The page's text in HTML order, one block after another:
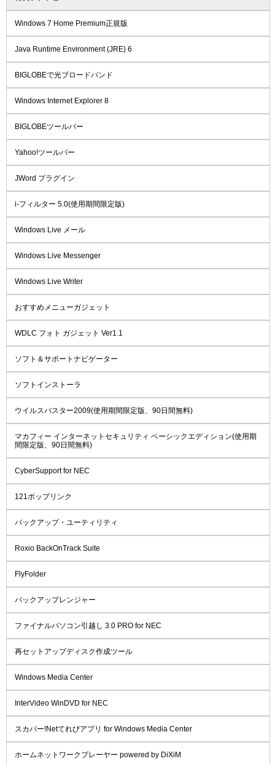
Windows 7 Home Premium正規版
Java Runtime Environment (JRE) 6
BIGLOBEで光ブロードバンド
Windows Internet Explorer 8
BIGLOBEツールバー
Yahoo!ツールバー
JWord プラグイン
i-フィルター 5.0(使用期間限定版)
Windows Live メール
Windows Live Messenger
Windows Live Writer
おすすめメニューガジェット
WDLC フォト ガジェット Ver1.1
ソフト＆サポートナビゲーター
ソフトインストーラ
ウイルスバスター2009(使用期間限定版、90日間無料)
マカフィー インターネットセキュリティ ベーシックエディション(使用期
間限定版、90日間無料)
CyberSupport for NEC
121ポップリンク
バックアップ・ユーティリティ
Roxio BackOnTrack Suite
FlyFolder
バックアップレンジャー
ファイナルパソコン引越し 3.0 PRO for NEC
再セットアップディスク作成ツール
Windows Media Center
InterVideo WinDVD for NEC
スカパー!Netてれびアプリ for Windows Media Center
ホームネットワークプレーヤー powered by DiXiM